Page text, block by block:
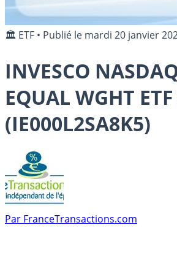
🏛️ ETF • Publié le mardi 20 janvier
INVESCO
EQUAL WGHT
(IE000L2SA8K5)
Par FranceTransactions.com